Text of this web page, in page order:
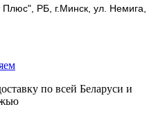
РБ, г.Минск, ул. Немига,
по всей Беларуси и